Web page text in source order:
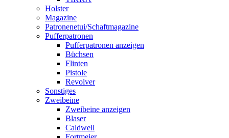
Holster
Magazine
Patronenetui/Schaftmagazine
Pufferpatronen
Pufferpatronen anzeigen
Büchsen
Flinten
Pistole
Revolver
Sonstiges
Zweibeine
Zweibeine anzeigen
Blaser
Caldwell